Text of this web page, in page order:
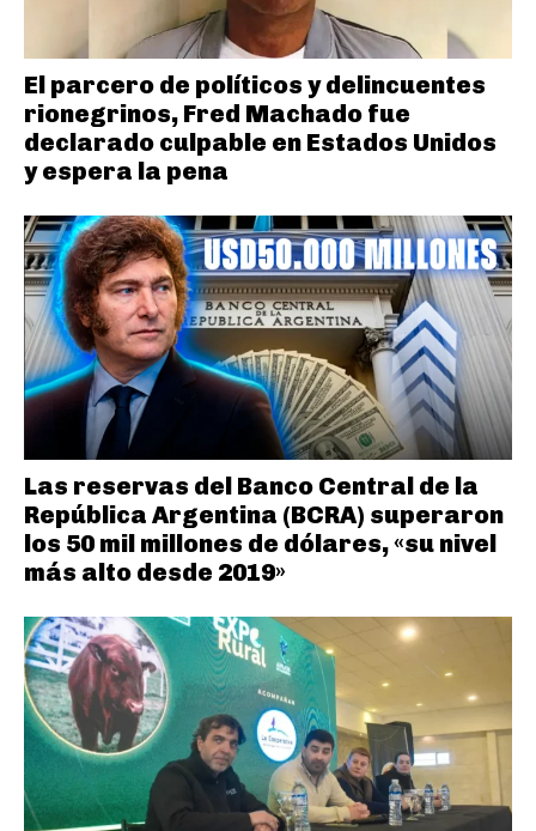
El parcero de políticos y delincuentes
rionegrinos, Fred Machado fue
declarado culpable en Estados Unidos
y espera la pena
Las reservas del Banco Central de la
República Argentina (BCRA) superaron
los 50 mil millones de dólares, «su nivel
más alto desde 2019»